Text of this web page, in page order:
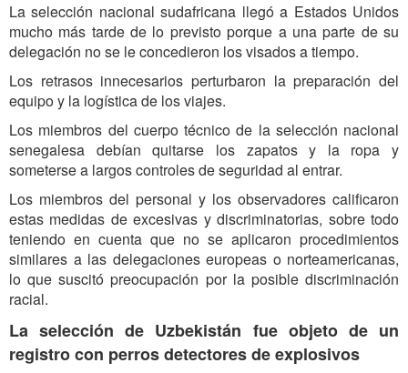
La selección nacional sudafricana llegó a Estados Unidos
mucho más tarde de lo previsto porque a una parte de su
delegación no se le concedieron los visados ​​a tiempo.
Los retrasos innecesarios perturbaron la preparación del
equipo y la logística de los viajes.
Los miembros del cuerpo técnico de la selección nacional
senegalesa debían quitarse los zapatos y la ropa y
someterse a largos controles de seguridad al entrar.
Los miembros del personal y los observadores calificaron
estas medidas de excesivas y discriminatorias, sobre todo
teniendo en cuenta que no se aplicaron procedimientos
similares a las delegaciones europeas o norteamericanas,
lo que suscitó preocupación por la posible discriminación
racial.
La selección de Uzbekistán fue objeto de un
registro con perros detectores de explosivos